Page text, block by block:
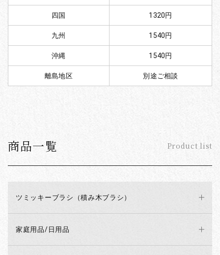
商品一覧 Product list
ツミッキーブラシ（積み木ブラシ）
家庭用品/日用品
四国 1320円
九州 1540円
沖縄 1540円
離島地区 別途ご相談